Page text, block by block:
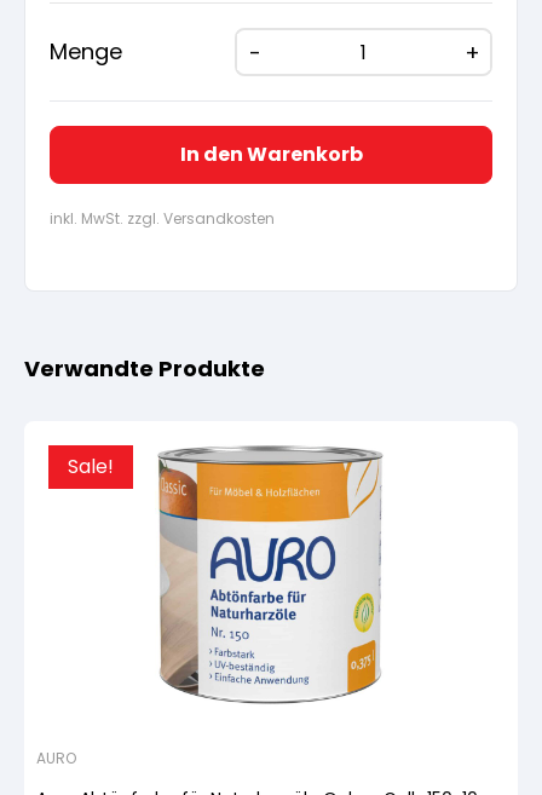
Menge
In den Warenkorb
inkl. MwSt. zzgl. Versandkosten
Verwandte Produkte
Sale!
AURO